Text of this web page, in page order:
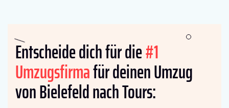
Entscheide dich für die#1
Umzugsfirmafür deinen Umzug
von Bielefeld nach Tours: